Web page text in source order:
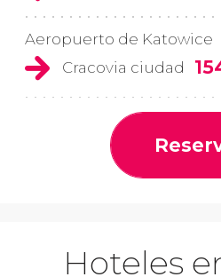
Aeropuerto de Katowice
Cracovia ciudad
Hoteles